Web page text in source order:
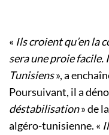
« Ils croient qu’en la
sera une proie facile.
Tunisiens», a
Poursuivant, il a
déstabilisation» de
algéro-tunisienne. «